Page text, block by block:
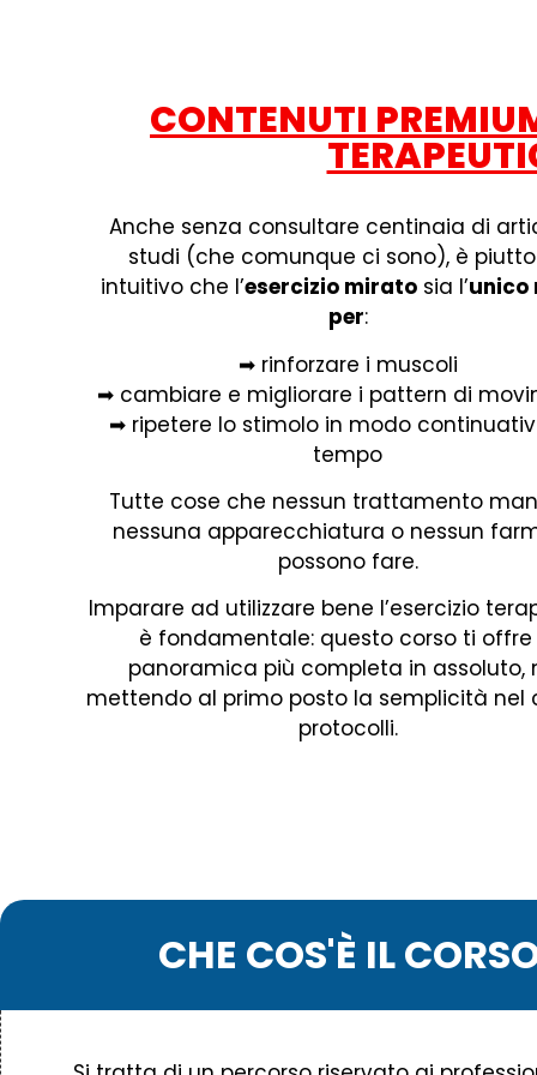
CONTENUTI
Anche senza consultare centinaia di
studi (che comunque ci sono), è
intuitivo che l’esercizio mirato sia l’unico
per:
➡ rinforzare i muscoli
➡ cambiare e migliorare i pattern di
➡ ripetere lo stimolo in modo
tempo
Tutte cose che nessun trattamento
nessuna apparecchiatura o nessun
possono fare.
Imparare ad utilizzare bene l’esercizio
è fondamentale: questo corso ti offre
panoramica più completa in assoluto,
mettendo al primo posto la semplicità nel
protocolli.
CHE COS'È IL